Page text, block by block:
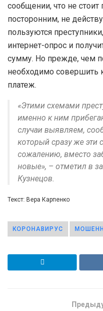
сообщении, что не
посторонним, не
пользуются
интернет-опрос и
сумму. Но прежде, чем
необходимо совершить
платеж.
«Этими схемами
именно к ним
случаи выявляем,
который сразу же эти
сожалению, вместо
новые», – отметил в
Кузнецов.
Текст: Вера Карпенко
КОРОНАВИРУС